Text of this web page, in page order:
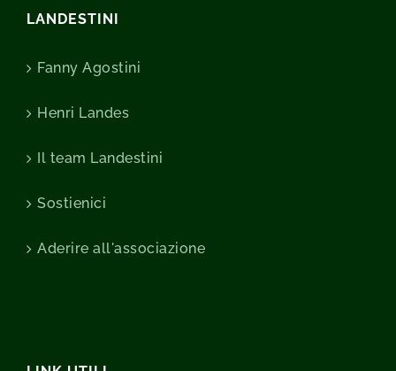
LANDESTINI
Fanny Agostini
Henri Landes
Il team Landestini
Sostienici
Aderire all'associazione